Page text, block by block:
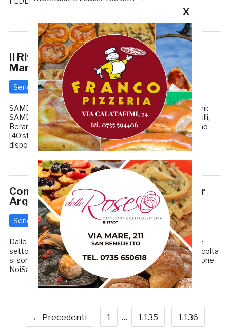
Il Riviera torna a godere grazie a
Mancuso: Samb-Fano 1-0
Serie C 17 Settembre 2016 diRedazione GRB
SAMB – FANO MARCATORI: 39’st Mancuso. Le formazioni:
SAMB (4-3-3): Frison; Di Filippo, Radi, Ferrario, Pezzotti; Lulli,
Berardocco [30’st Fioretti], Sabatino; Mancuso, Sorrentino
[40’st Crescenzo], Di Massimo [13’st Tortolano]. A
disposizione: Pegorin, Crescenzo, DouaBi, Candellori, […]
Continua la raccolta fondi dei tifosi per
Arquata del Tronto
Serie C 17 Settembre 2016 diRedazione GRB
Dalle ore 13.00 saranno allestiti tre banchetti presso i tre
settori dello stadio aperti alla tifoseria locale. La cifra raccolta
si sommerà alle altre iniziative già intraprese… Associazione
NoiSamb e Curva Nord "Massimo Cioffi" informano […]
← Precedenti 1 … 1.135 1.136
X